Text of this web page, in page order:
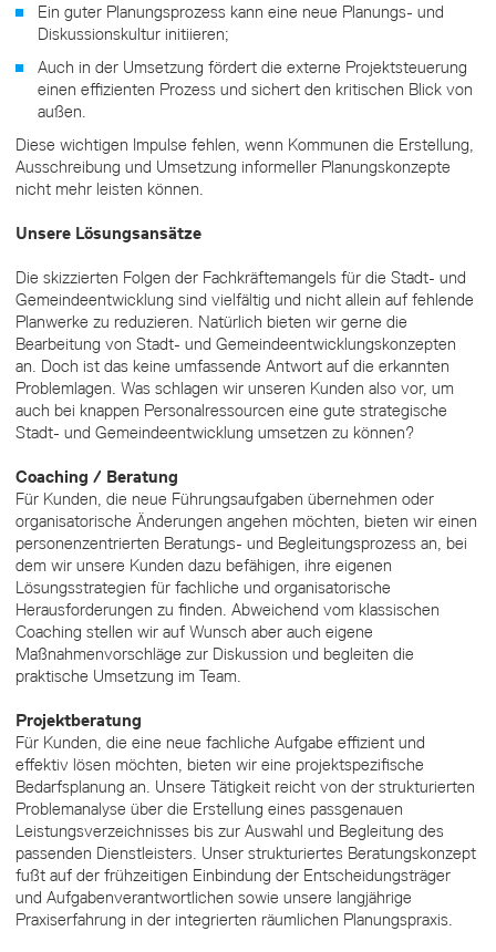
Ein guter Planungsprozess kann eine neue Planungs- und
Diskussionskultur initiieren;
Auch in der Umsetzung fördert die externe Projektsteuerung
einen effizienten Prozess und sichert den kritischen Blick von
außen.
Diese wichtigen Impulse fehlen, wenn Kommunen die Erstellung,
Ausschreibung und Umsetzung informeller Planungskonzepte
nicht mehr leisten können.
Unsere Lösungsansätze
Die skizzierten Folgen der Fachkräftemangels für die Stadt- und
Gemeindeentwicklung sind vielfältig und nicht allein auf fehlende
Planwerke zu reduzieren. Natürlich bieten wir gerne die
Bearbeitung von Stadt- und Gemeindeentwicklungskonzepten
an. Doch ist das keine umfassende Antwort auf die erkannten
Problemlagen. Was schlagen wir unseren Kunden also vor, um
auch bei knappen Personalressourcen eine gute strategische
Stadt- und Gemeindeentwicklung umsetzen zu können?
Coaching / Beratung
Für Kunden, die neue Führungsaufgaben übernehmen oder
organisatorische Änderungen angehen möchten, bieten wir einen
personenzentrierten Beratungs- und Begleitungsprozess an, bei
dem wir unsere Kunden dazu befähigen, ihre eigenen
Lösungsstrategien für fachliche und organisatorische
Herausforderungen zu finden. Abweichend vom klassischen
Coaching stellen wir auf Wunsch aber auch eigene
Maßnahmenvorschläge zur Diskussion und begleiten die
praktische Umsetzung im Team.
Projektberatung
Für Kunden, die eine neue fachliche Aufgabe effizient und
effektiv lösen möchten, bieten wir eine projektspezifische
Bedarfsplanung an. Unsere Tätigkeit reicht von der strukturierten
Problemanalyse über die Erstellung eines passgenauen
Leistungsverzeichnisses bis zur Auswahl und Begleitung des
passenden Dienstleisters. Unser strukturiertes Beratungskonzept
fußt auf der frühzeitigen Einbindung der Entscheidungsträger
und Aufgabenverantwortlichen sowie unsere langjährige
Praxiserfahrung in der integrierten räumlichen Planungspraxis.